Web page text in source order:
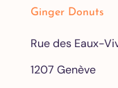
Ginger Donuts
Rue des Eaux-
1207 Genève